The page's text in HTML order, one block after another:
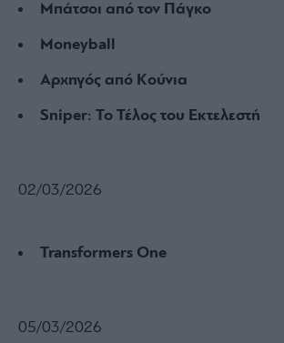
Μπάτσοι από τον Πάγκο
Moneyball
Αρχηγός από Κούνια
Sniper: Το Τέλος του Εκτελεστή
02/03/2026
Transformers One
05/03/2026